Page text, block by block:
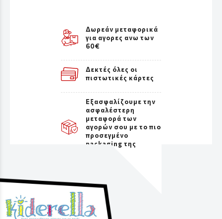
Δωρεάν μεταφορικά
για αγορες ανω των
60€
Δεκτές όλες οι
πιστωτικές κάρτες
Εξασφαλίζουμε την
ασφαλέστερη
μεταφορά των
αγορών σου με το πιο
προσεγμένο
packaging της